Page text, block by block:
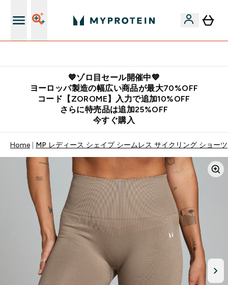
💙ゾロ目セール開催中💙
ヨーロッパ製造の幅広い商品が最大70%OFF
コード【ZOROME】入力で追加10%OFF
さらに特売品は追加25%OFF
今すぐ購入
Home MP レディース シェイプ シームレス サイクリング ショーツ